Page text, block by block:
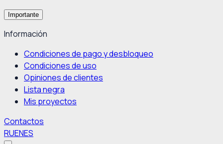
Importante
Información
Condiciones de pago y desbloqueo
Condiciones de uso
Opiniones de clientes
Lista negra
Mis proyectos
Contactos
RUENES